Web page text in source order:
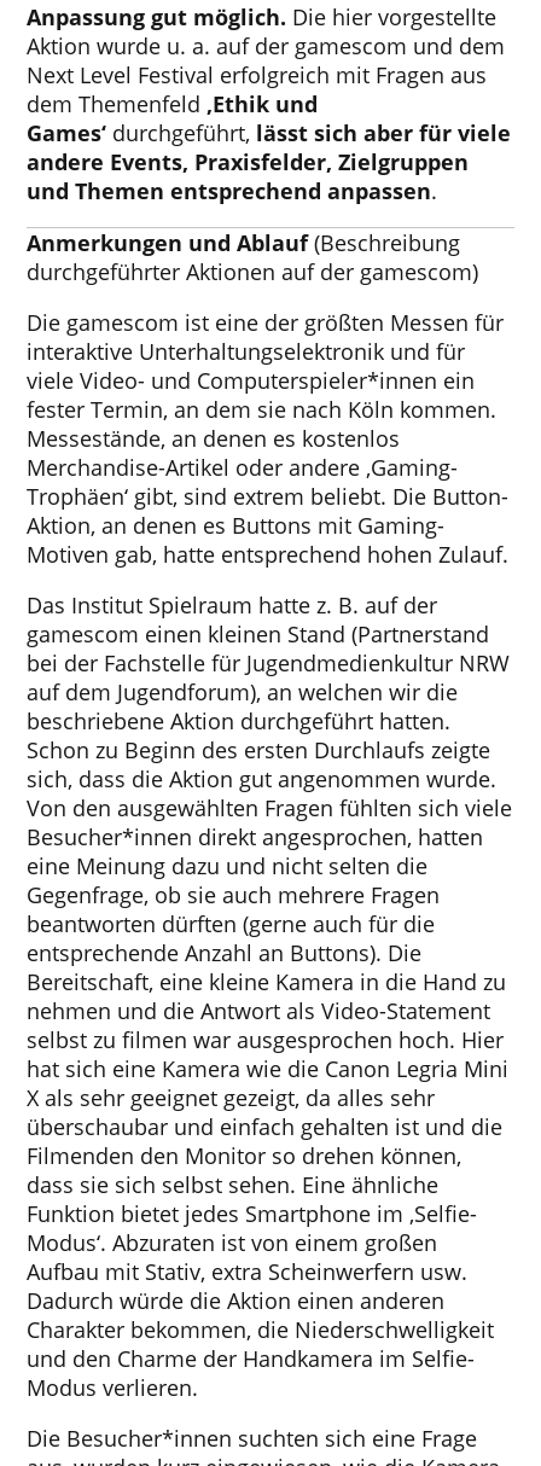
Anpassung gut möglich. Die hier vorgestellte
Aktion wurde u. a. auf der gamescom und dem
Next Level Festival erfolgreich mit Fragen aus
dem Themenfeld ‚Ethik und
Games‘ durchgeführt, lässt sich aber für viele
andere Events, Praxisfelder, Zielgruppen
und Themen entsprechend anpassen.
Anmerkungen und Ablauf(Beschreibung
durchgeführter Aktionen auf der gamescom)
Die gamescom ist eine der größten Messen für
interaktive Unterhaltungselektronik und für
viele Video- und Computerspieler*innen ein
fester Termin, an dem sie nach Köln kommen.
Messestände, an denen es kostenlos
Merchandise-Artikel oder andere ‚Gaming-
Trophäen‘ gibt, sind extrem beliebt. Die Button-
Aktion, an denen es Buttons mit Gaming-
Motiven gab, hatte entsprechend hohen Zulauf.
Das Institut Spielraum hatte z. B. auf der
gamescom einen kleinen Stand (Partnerstand
bei der Fachstelle für Jugendmedienkultur NRW
auf dem Jugendforum), an welchen wir die
beschriebene Aktion durchgeführt hatten.
Schon zu Beginn des ersten Durchlaufs zeigte
sich, dass die Aktion gut angenommen wurde.
Von den ausgewählten Fragen fühlten sich viele
Besucher*innen direkt angesprochen, hatten
eine Meinung dazu und nicht selten die
Gegenfrage, ob sie auch mehrere Fragen
beantworten dürften (gerne auch für die
entsprechende Anzahl an Buttons). Die
Bereitschaft, eine kleine Kamera in die Hand zu
nehmen und die Antwort als Video-Statement
selbst zu filmen war ausgesprochen hoch. Hier
hat sich eine Kamera wie die Canon Legria Mini
X als sehr geeignet gezeigt, da alles sehr
überschaubar und einfach gehalten ist und die
Filmenden den Monitor so drehen können,
dass sie sich selbst sehen. Eine ähnliche
Funktion bietet jedes Smartphone im ‚Selfie-
Modus‘. Abzuraten ist von einem großen
Aufbau mit Stativ, extra Scheinwerfern usw.
Dadurch würde die Aktion einen anderen
Charakter bekommen, die Niederschwelligkeit
und den Charme der Handkamera im Selfie-
Modus verlieren.
Die Besucher*innen suchten sich eine Frage